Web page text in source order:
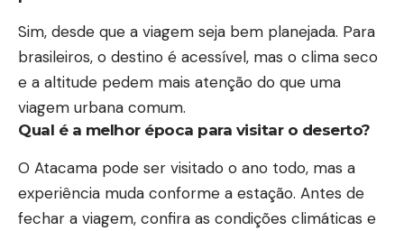
Sim, desde que a viagem seja bem planejada. Para
brasileiros, o destino é acessível, mas o clima seco
e a altitude pedem mais atenção do que uma
viagem urbana comum.
Qual é a melhor época para visitar o deserto?
O Atacama pode ser visitado o ano todo, mas a
experiência muda conforme a estação. Antes de
fechar a viagem, confira as condições climáticas e